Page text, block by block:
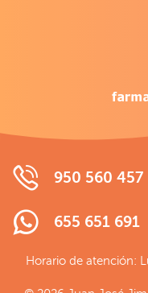
950 560 457
655 651 691
Horario de atención: